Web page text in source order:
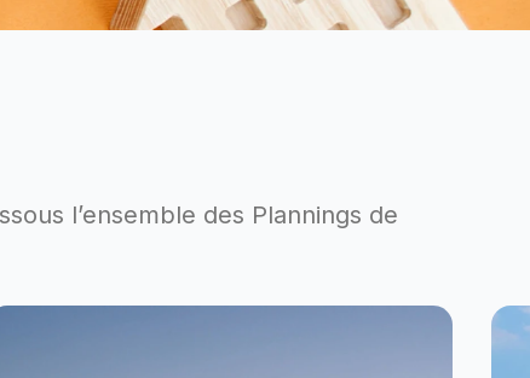
l’ensemble des Plannings de